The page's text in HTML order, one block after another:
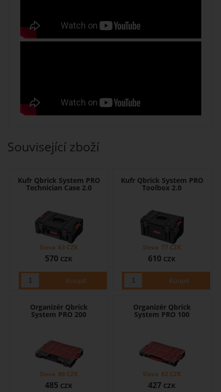
Související zboží
Kufr Qbrick System PRO
Technician Case 2.0
570 CZK
Sleva 63 CZK
Kufr Qbrick System PRO
Toolbox 2.0
610 CZK
Sleva 77 CZK
Organizér Qbrick
System PRO 200
485 CZK
Sleva 86 CZK
Organizér Qbrick
System PRO 100
427 CZK
Sleva 82 CZK